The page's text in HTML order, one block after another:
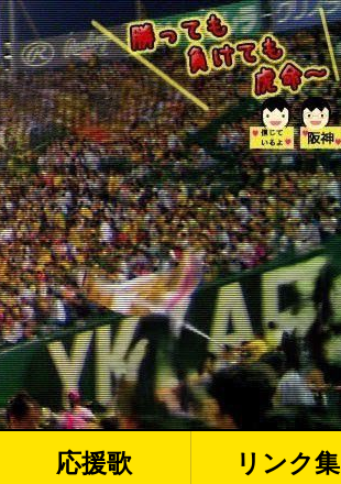
応援歌 リンク集